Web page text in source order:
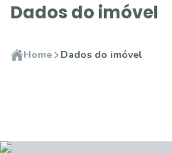
Dados do imóvel
Home Dados do imóvel